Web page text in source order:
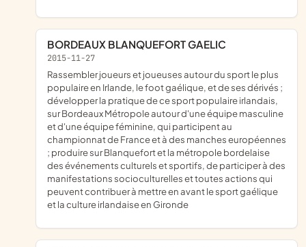
BORDEAUX BLANQUEFORT GAELIC
2015-11-27
rassembler joueurs et joueuses autour du sport le plus
populaire en Irlande, le foot gaélique, et de ses dérivés ;
développer la pratique de ce sport populaire irlandais,
sur Bordeaux Métropole autour d'une équipe masculine
et d'une équipe féminine, qui participent au
championnat de France et à des manches européennes
; produire sur Blanquefort et la métropole bordelaise
des événements culturels et sportifs, de participer à des
manifestations socioculturelles et toutes actions qui
peuvent contribuer à mettre en avant le sport gaélique
et la culture irlandaise en Gironde